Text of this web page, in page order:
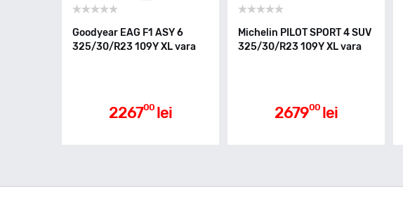
Goodyear EAG F1 ASY 6
325/30/R23 109Y XL vara
226700 lei
Michelin PILOT SPORT 4 SUV
325/30/R23 109Y XL vara
267900 lei